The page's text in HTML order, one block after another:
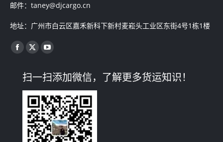
邮件：taney@djcargo.cn
地址：广州市白云区嘉禾新科下新村麦崧头工业区东街4号1栋1楼
找到我们：
Facebook
opens
in
new
window
X
opens
in
new
window
YouTube
opens
in
new
window
扫一扫添加微信，了解更多货运知识！